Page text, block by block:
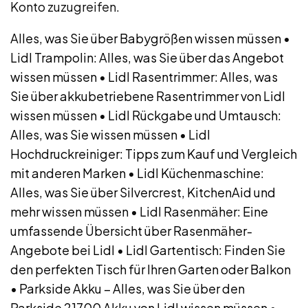
Konto zuzugreifen.
Alles, was Sie über Babygrößen wissen müssen •
Lidl Trampolin: Alles, was Sie über das Angebot
wissen müssen • Lidl Rasentrimmer: Alles, was
Sie über akkubetriebene Rasentrimmer von Lidl
wissen müssen • Lidl Rückgabe und Umtausch:
Alles, was Sie wissen müssen • Lidl
Hochdruckreiniger: Tipps zum Kauf und Vergleich
mit anderen Marken • Lidl Küchenmaschine:
Alles, was Sie über Silvercrest, KitchenAid und
mehr wissen müssen • Lidl Rasenmäher: Eine
umfassende Übersicht über Rasenmäher-
Angebote bei Lidl • Lidl Gartentisch: Finden Sie
den perfekten Tisch für Ihren Garten oder Balkon
• Parkside Akku – Alles, was Sie über den